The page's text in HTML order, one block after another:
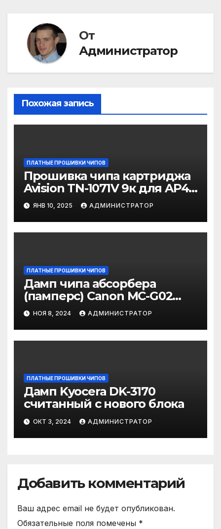
От
Администратор
Похожая запись
ПЛАТНЫЕ ПРОШИВКИ ЧИПОВ
Прошивка чипа картриджа
Avision TN-1071V 9к для AP40
/ AM40Q / AM40A / AM40A
для прошивки на
программаторе
ЯНВ 10, 2025 АДМИНИСТРАТОР
ПЛАТНЫЕ ПРОШИВКИ ЧИПОВ
Дамп чипа абсорбера
(памперс) Canon MC-G02
для прошивки
НОЯ 8, 2024 АДМИНИСТРАТОР
ПЛАТНЫЕ ПРОШИВКИ ЧИПОВ
Дамп Kyocera DK-3170
считанный с нового блока
ОКТ 3, 2024 АДМИНИСТРАТОР
Добавить комментарий
Ваш адрес email не будет опубликован.
Обязательные поля помечены *